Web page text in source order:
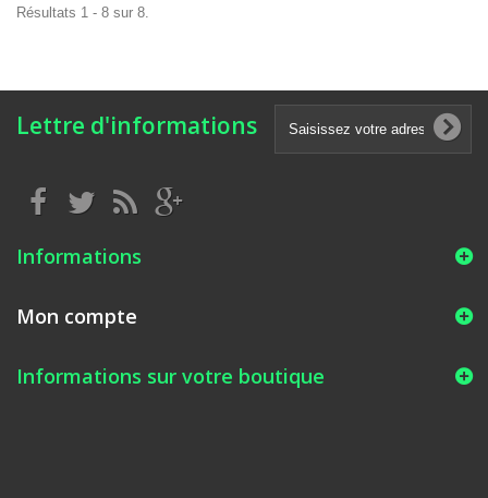
Résultats 1 - 8 sur 8.
Lettre d'informations
Informations
Mon compte
Informations sur votre boutique